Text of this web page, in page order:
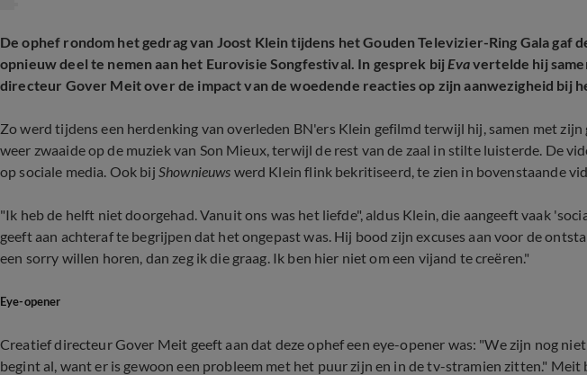
De ophef rondom het gedrag van Joost Klein tijdens het Gouden Televizier-Ring Gala gaf
opnieuw deel te nemen aan het Eurovisie Songfestival. In gesprek bijEvavertelde hij
directeur Gover Meit over de impact van de woedende reacties op zijn aanwezigheid bij
Zo werd tijdens een herdenking van overleden BN'ers Klein gefilmd terwijl hij, samen met zijn
weer zwaaide op de muziek van Son Mieux, terwijl de rest van de zaal in stilte luisterde. De
op sociale media. Ook bij Shownieuws werd Klein flink bekritiseerd, te zien in bovenstaande
"Ik heb de helft niet doorgehad. Vanuit ons was het liefde", aldus Klein, die aangeeft vaak
geeft aan achteraf te begrijpen dat het ongepast was. Hij bood zijn excuses aan voor de
een sorry willen horen, dan zeg ik die graag. Ik ben hier niet om een vijand te creëren."
Eye-opener
Creatief directeur Gover Meit geeft aan dat deze ophef een eye-opener was: "We zijn nog
begint al, want er is gewoon een probleem met het puur zijn en in de tv-stramien zitten." Meit